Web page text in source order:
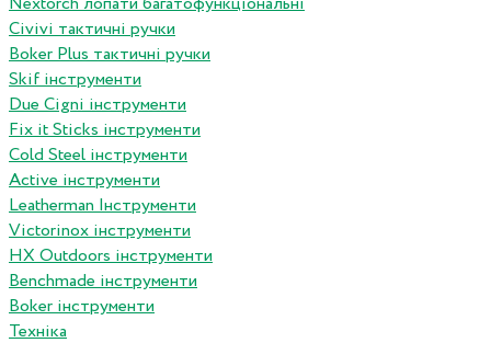
Сivivi тактичні ручки
Boker Plus тактичні ручки
Skif інструменти
Due Cigni інструменти
Fix it Sticks інструменти
Сold Steel інструменти
Active інструменти
Leatherman Інструменти
Victorinox інструменти
HX Outdoors інструменти
Benchmade інструменти
Boker інструменти
Техніка